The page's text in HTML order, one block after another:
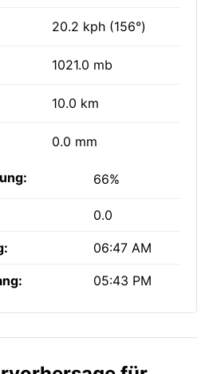
20.2 kph (156°)
1021.0 mb
10.0 km
0.0 mm
66%
0.0
06:47 AM
05:43 PM